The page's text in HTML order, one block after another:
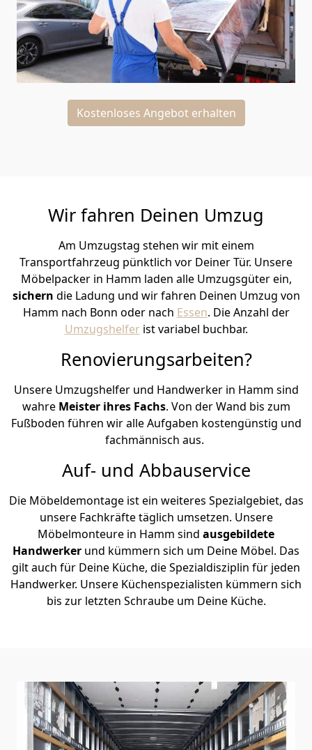
Kostenloses Angebot erhalten
Wir fahren Deinen Umzug
Am Umzugstag stehen wir mit einem
Transportfahrzeug pünktlich vor Deiner Tür. Unsere
Möbelpacker in Hamm laden alle Umzugsgüter ein,
sichern die Ladung und wir fahren Deinen Umzug von
Hamm nach Bonn oder nach Essen. Die Anzahl der
Umzugshelferist variabel buchbar.
Renovierungsarbeiten?
Unsere Umzugshelfer und Handwerker in Hamm sind
wahre Meister ihres Fachs. Von der Wand bis zum
Fußboden führen wir alle Aufgaben kostengünstig und
fachmännisch aus.
Auf- und Abbauservice
Die Möbeldemontage ist ein weiteres Spezialgebiet, das
unsere Fachkräfte täglich umsetzen. Unsere
Möbelmonteure in Hamm sind ausgebildete
Handwerker und kümmern sich um Deine Möbel. Das
gilt auch für Deine Küche, die Spezialdisziplin für jeden
Handwerker. Unsere Küchenspezialisten kümmern sich
bis zur letzten Schraube um Deine Küche.